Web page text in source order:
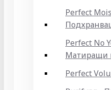
Perfect
Perfect No
Матиращи
Perfect